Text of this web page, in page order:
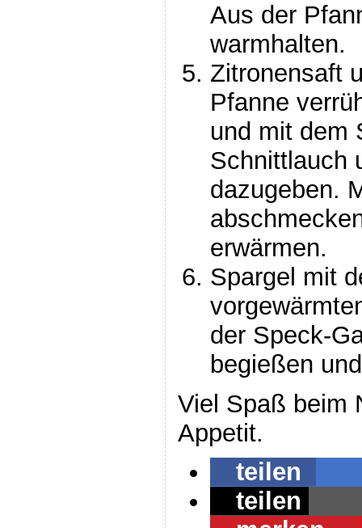
Aus der
warmhalten.
Zitronensaft
Pfanne
und mit dem
Schnittlauch
dazugeben.
erwärmen.
Spargel mit
der Speck-
begießen
Viel Spaß beim
Appetit.
teilen
teilen